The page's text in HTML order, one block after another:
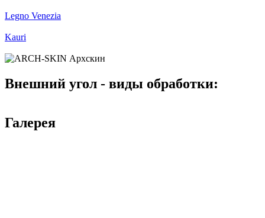
Legno Venezia
Kauri
Внешний угол - виды обработки:
Галерея